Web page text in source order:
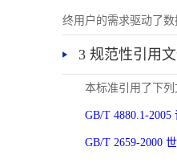
终用户的需求驱动了
3 规范性引用
本标准引用了下
GB/T 4880.1-
GB/T 2659-2000